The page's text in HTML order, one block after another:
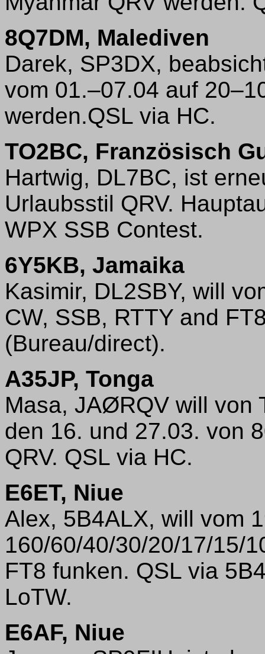
8Q7DM, Malediven
Darek, SP3DX,
vom 01.–07.04 auf
werden.QSL via HC.
TO2BC, Französisch
Hartwig, DL7BC, ist
Urlaubsstil QRV.
WPX SSB Contest.
6Y5KB, Jamaika
Kasimir, DL2SBY, will
CW, SSB, RTTY and
(Bureau/direct).
A35JP, Tonga
Masa, JAØRQV will von
den 16. und 27.03. von
QRV. QSL via HC.
E6ET, Niue
Alex, 5B4ALX, will vom
160/60/40/30/20/17/15/
FT8 funken. QSL via
LoTW.
E6AF, Niue